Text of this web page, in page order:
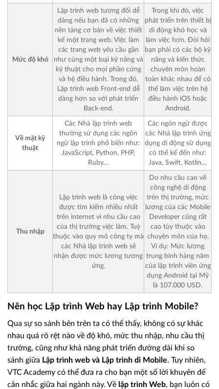
Mức độ khó
Lập trình web tương đối dễ
dàng nếu bạn đã có những
nền tảng cơ bản về việc thiết
kế một trang web. Việc làm
các trang web yêu cầu gần
như cùng một loại kỹ năng và
kỹ thuật cho mọi phần cứng
và hệ điều hành. Trong đó,
Lập trình web Front-end dễ
dàng hơn so với phát triển
Back-end.
Trong khi đó, việc
phát triển trên thiết bị
di động khó học và
làm việc hơn. Đòi hỏi
bạn phải có các bộ kỹ
năng và kiến ​​thức
chuyên môn hoàn
toàn khác nhau để có
thể làm việc trên hệ
điều hành iOS hoặc
Android.
Về mặt kỹ
thuật
Các Nhà lập trình web
thường sử dụng các ngôn
ngữ lập trình phổ biến như:
JavaScript, Python, PHP,
Ruby…
Các ngôn ngữ được
các Nhà lập trình ứng
dụng di động sử dụng
có thể kể đến như:
Java, Swift, Kotlin…
Thu nhập
Lập trình web là công việc
được tìm kiếm nhiều nhất
trên internet vì nhu cầu cao
của thị trường việc làm. Tuỳ
thuộc vào quy mô công ty mà
các Nhà lập trình web sẽ
nhận được mức lương tương
ứng.
Do nhu cầu cao về
công nghệ di động
trên thị trường, mức
lương của các Mobile
Developer cũng rất
cao tùy thuộc vào
chuyên môn của họ.
Ví dụ: Mức lương
trung bình hàng năm
của lập trình viên ứng
dụng Android tại Mỹ
là 107.000 USD.
Nên học Lập trình Web hay Lập trình Mobile?
Qua sự so sánh bên trên ta có thể thấy, không có sự khác
nhau quá rõ rệt nào về độ khó, mức thu nhập, nhu cầu thị
trường, cũng như khả năng phát triển đường dài khi so
sánh giữa Lập trình web và Lập trình di Mobile. Tuy nhiên,
VTC Academy có thể đưa ra cho bạn một số lời khuyên để
cân nhắc giữa hai ngành này. Về lập trình Web, bạn luôn có